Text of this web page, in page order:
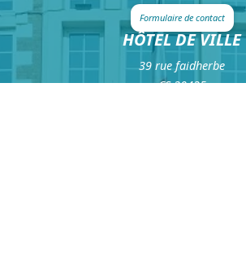
Formulaire de contact
HÔTEL DE VILLE
39 rue faidherbe
CS 20425